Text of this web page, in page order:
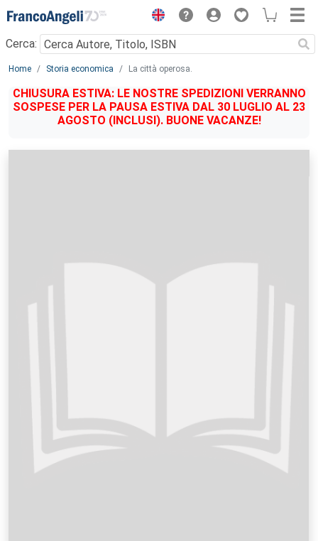
Menu
Cerca:
Main content
Home Storia economica La città operosa.
CHIUSURA ESTIVA: LE NOSTRE SPEDIZIONI VERRANNO
SOSPESE PER LA PAUSA ESTIVA DAL 30 LUGLIO AL 23
AGOSTO (INCLUSI). BUONE VACANZE!